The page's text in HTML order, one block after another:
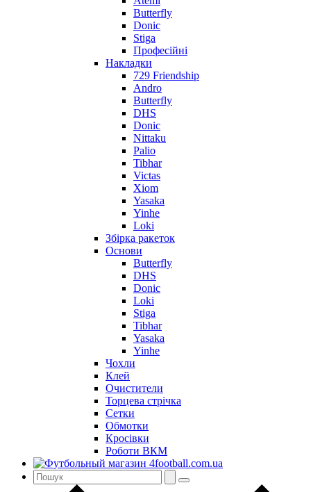
Butterfly
Donic
Stiga
Професійні
Накладки
729 Friendship
Andro
Butterfly
DHS
Donic
Nittaku
Palio
Tibhar
Victas
Xiom
Yasaka
Yinhe
Loki
Збірка ракеток
Основи
Butterfly
DHS
Donic
Loki
Stiga
Tibhar
Yasaka
Yinhe
Чохли
Клей
Очистители
Торцева стрічка
Сетки
Обмотки
Кросівки
Роботи ВКМ